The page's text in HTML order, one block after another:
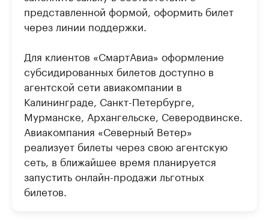
представленной формой, оформить билет
через линии поддержки.
Для клиентов «СмартАвиа» оформление
субсидированных билетов доступно в
агентской сети авиакомпании в
Калининграде, Санкт-Петербурге,
Мурманске, Архангельске, Северодвинске.
Авиакомпания «Северный Ветер»
реализует билеты через свою агентскую
сеть, в ближайшее время планируется
запустить онлайн-продажи льготных
билетов.